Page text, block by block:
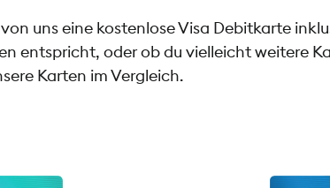
uns eine kostenlose Visa Debitkarte
entspricht, oder ob du vielleicht weitere
Karten im Vergleich.